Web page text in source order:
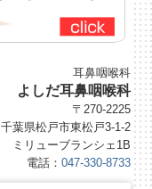
耳鼻咽喉科
よしだ耳鼻咽喉科
〒270-2225
千葉県松戸市東松戸3-1-2
ミリューブランシェ1B
電話： 047-330-8733